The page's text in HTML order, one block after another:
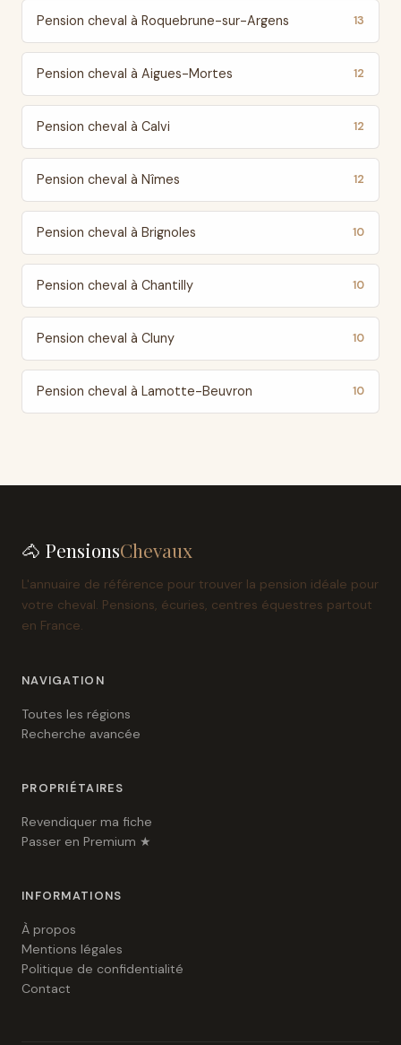
Pension cheval à Roquebrune-sur-Argens 13
Pension cheval à Aigues-Mortes 12
Pension cheval à Calvi 12
Pension cheval à Nîmes 12
Pension cheval à Brignoles 10
Pension cheval à Chantilly 10
Pension cheval à Cluny 10
Pension cheval à Lamotte-Beuvron 10
🐴 PensionsChevaux
L'annuaire de référence pour trouver la pension idéale pour
votre cheval. Pensions, écuries, centres équestres partout
en France.
NAVIGATION
Toutes les régions
Recherche avancée
PROPRIÉTAIRES
Revendiquer ma fiche
Passer en Premium ★
INFORMATIONS
À propos
Mentions légales
Politique de confidentialité
Contact